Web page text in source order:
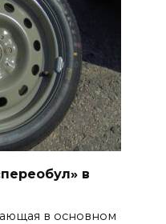
в
в основном